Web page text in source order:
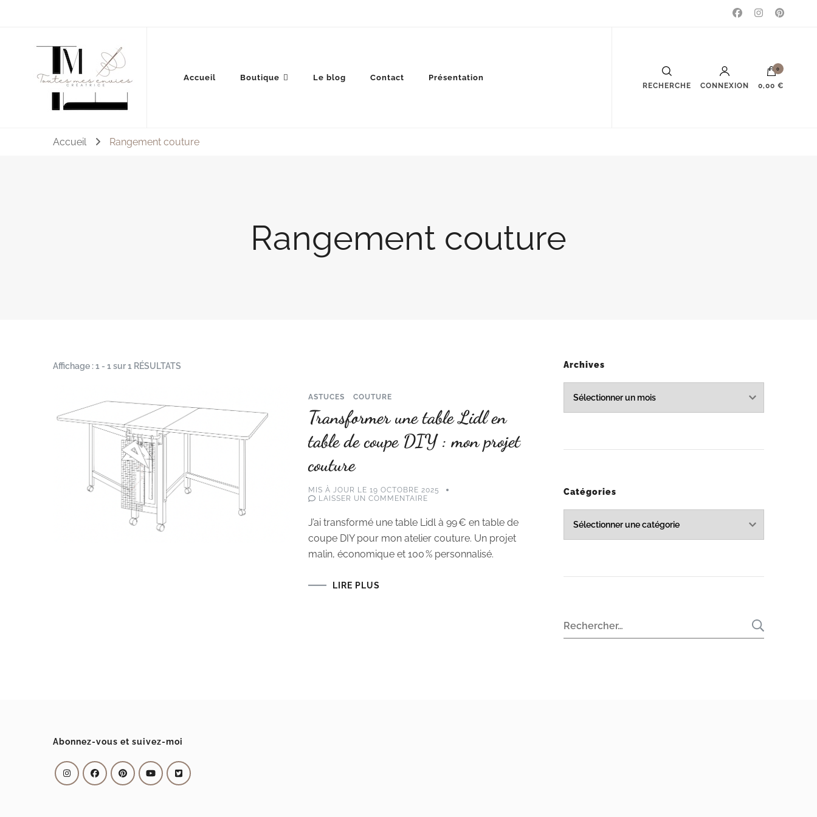
Toutes mes envies
Couture, accessoires, mode, bijoux … Accueil Boutique Le blog Contact Présentation
RECHERCHE CONNEXION
0
0,00 €
Accueil Rangement couture
Rangement couture
Affichage : 1 - 1 sur 1 RÉSULTATS
ASTUCES COUTURE
Transformer une table Lidl en
table de coupe DIY : mon projet
couture
MIS À JOUR LE 19 OCTOBRE 2025
LAISSER UN COMMENTAIRE
TABLE
EN
TABLE
DE
J’ai transformé une table Lidl à 99 € en table de
coupe DIY pour mon atelier couture. Un projet
malin, économique et 100 % personnalisé.
LIRE PLUS
Archives
Archives
Catégories
Catégories
Rechercher :
Abonnez-vous et suivez-moi